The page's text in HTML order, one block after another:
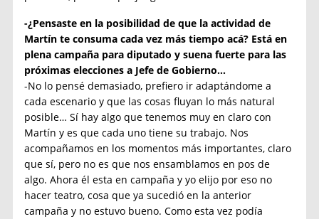
-¿Pensaste en la posibilidad de que la actividad de
Martín te consuma cada vez más tiempo acá? Está en
plena campaña para diputado y suena fuerte para las
próximas elecciones a Jefe de Gobierno…
-No lo pensé demasiado, prefiero ir adaptándome a
cada escenario y que las cosas fluyan lo más natural
posible… Sí hay algo que tenemos muy en claro con
Martín y es que cada uno tiene su trabajo. Nos
acompañamos en los momentos más importantes, claro
que sí, pero no es que nos ensamblamos en pos de
algo. Ahora él esta en campaña y yo elijo por eso no
hacer teatro, cosa que ya sucedió en la anterior
campaña y no estuvo bueno. Como esta vez podía